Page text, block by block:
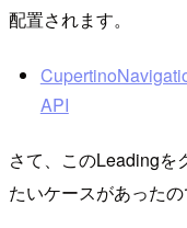
配置されます。
API
さて、このLeadingを
たいケースがあったの